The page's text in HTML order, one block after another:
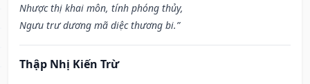
Nhược thị khai môn, tính phóng thủy,
Ngưu trư dương mã diệc thương bi.”
Thập Nhị Kiến Trừ